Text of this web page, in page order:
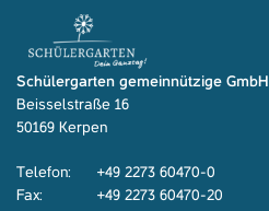
Schülergarten gemeinnützige GmbH
Beisselstraße 16
50169 Kerpen
Telefon:
+49 2273 60470-0
Fax:
+49 2273 60470-20